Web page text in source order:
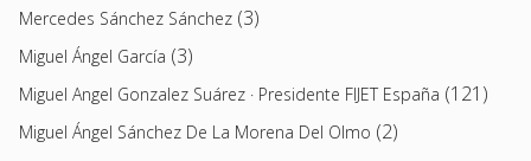
Mercedes Sánchez Sánchez (3)
Miguel Ángel García (3)
Miguel Angel Gonzalez Suárez · Presidente FIJET España (121)
Miguel Ángel Sánchez De La Morena Del Olmo (2)